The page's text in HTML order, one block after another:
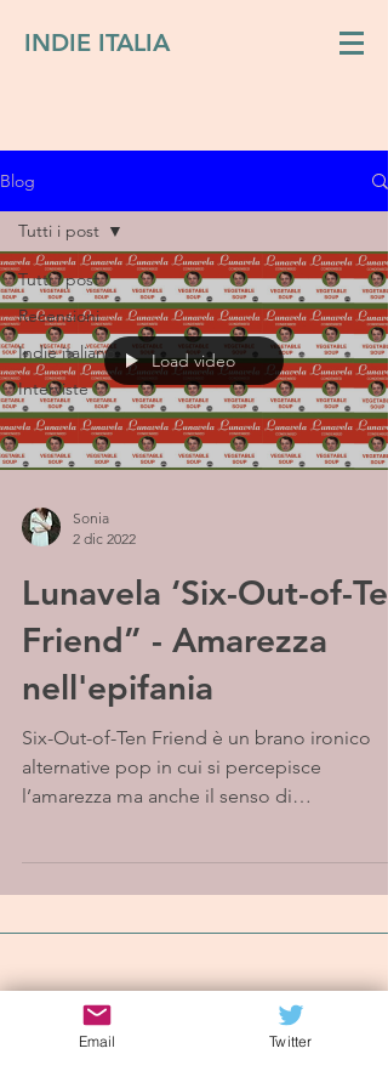
INDIE ITALIA
Blog
Tutti i post
Recensioni
Indie italiano
Interviste
Tutti i post
Load video
Sonia
2 dic 2022
Lunavela ‘Six-Out-of-Ten
Friend” - Amarezza
nell'epifania
Six-Out-of-Ten Friend è un brano ironico
alternative pop in cui si percepisce
l’amarezza ma anche il senso di
Iscriviti alla mailing list
Email Twitter